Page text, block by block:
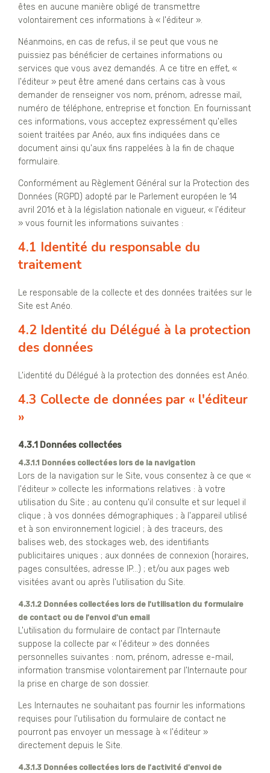
êtes en aucune manière obligé de transmettre
volontairement ces informations à « l'éditeur ».
Néanmoins, en cas de refus, il se peut que vous ne
puissiez pas bénéficier de certaines informations ou
services que vous avez demandés. A ce titre en effet, «
l'éditeur » peut être amené dans certains cas à vous
demander de renseigner vos nom, prénom, adresse mail,
numéro de téléphone, entreprise et fonction. En fournissant
ces informations, vous acceptez expressément qu'elles
soient traitées par Anéo, aux fins indiquées dans ce
document ainsi qu'aux fins rappelées à la fin de chaque
formulaire.
Conformément au Règlement Général sur la Protection des
Données (RGPD) adopté par le Parlement européen le 14
avril 2016 et à la législation nationale en vigueur, « l'éditeur
» vous fournit les informations suivantes :
4.1 Identité du responsable du
traitement
Le responsable de la collecte et des données traitées sur le
Site est Anéo.
4.2 Identité du Délégué à la protection
des données
L'identité du Délégué à la protection des données est Anéo.
4.3 Collecte de données par « l'éditeur
»
4.3.1 Données collectées
4.3.1.1 Données collectées lors de la navigation
Lors de la navigation sur le Site, vous consentez à ce que «
l'éditeur » collecte les informations relatives : à votre
utilisation du Site ; au contenu qu'il consulte et sur lequel il
clique ; à vos données démographiques ; à l'appareil utilisé
et à son environnement logiciel ; à des traceurs, des
balises web, des stockages web, des identifiants
publicitaires uniques ; aux données de connexion (horaires,
pages consultées, adresse IP...) ; et/ou aux pages web
visitées avant ou après l'utilisation du Site.
4.3.1.2 Données collectées lors de l'utilisation du formulaire
de contact ou de l'envoi d'un email
L'utilisation du formulaire de contact par l'Internaute
suppose la collecte par « l'éditeur » des données
personnelles suivantes : nom, prénom, adresse e-mail,
information transmise volontairement par l'Internaute pour
la prise en charge de son dossier.
Les Internautes ne souhaitant pas fournir les informations
requises pour l'utilisation du formulaire de contact ne
pourront pas envoyer un message à « l'éditeur »
directement depuis le Site.
4.3.1.3 Données collectées lors de l'activité d'envoi de